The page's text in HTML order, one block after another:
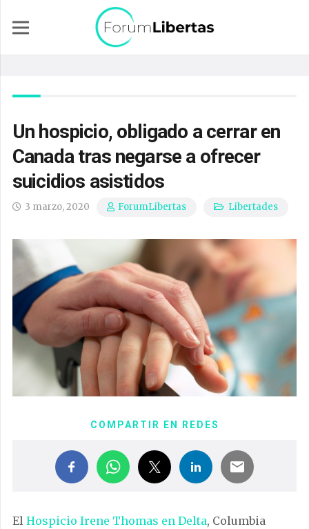
Un hospicio, obligado a cerrar en
Canada tras negarse a ofrecer
suicidios asistidos
3 marzo, 2020 ForumLibertas Libertades
COMPARTIR EN REDES
El Hospicio Irene Thomas en Delta, Columbia